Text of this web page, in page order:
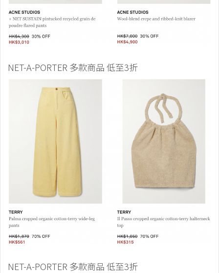
NET-A-PORTER 多款商品 低至3折
NET-A-PORTER 多款商品 低至3折